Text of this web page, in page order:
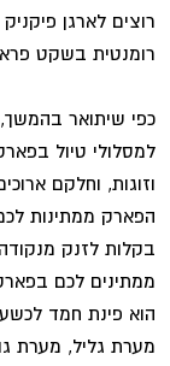
רוצים לארגן
רומנטית בשקט
כפי שיתואר בהמשך,
למסלולי טיול
וזוגות, וחלקם
הפארק ממתינות
בקלות לזנק
ממתינים לכם
הוא פינת חמד
מערת גליל, מערת